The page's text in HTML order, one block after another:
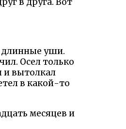
длинные уши.
Осел только
и вытолкал
в какой-то
месяцев и